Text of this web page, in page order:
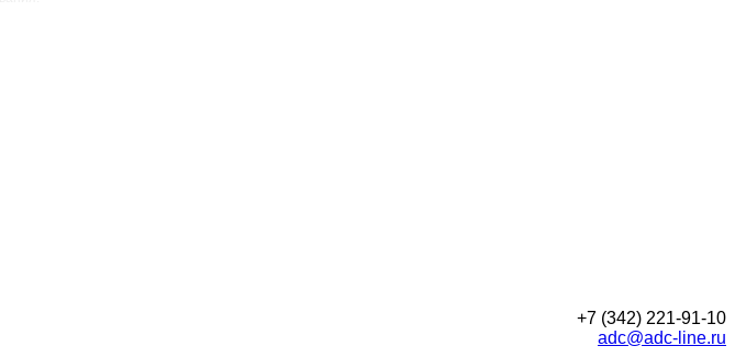
+7 (342) 221-91-10
adc@adc-line.ru